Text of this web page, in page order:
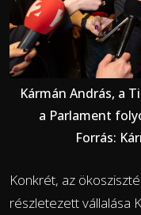
Kármán András, a
a Parlament
Forrás:
Konkrét, az
részletezett vállalása